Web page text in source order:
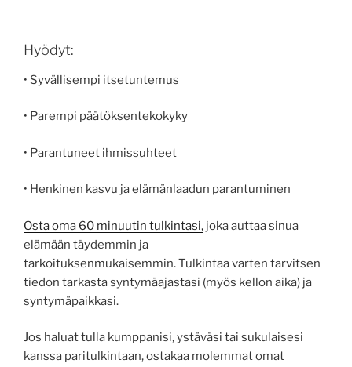
Hyödyt:
• Syvällisempi itsetuntemus
• Parempi päätöksentekokyky
• Parantuneet ihmissuhteet
• Henkinen kasvu ja elämänlaadun parantuminen
Osta oma 60 minuutin tulkintasi, joka auttaa sinua
elämään täydemmin ja
tarkoituksenmukaisemmin. Tulkintaa varten tarvitsen
tiedon tarkasta syntymäajastasi (myös kellon aika) ja
syntymäpaikkasi.
Jos haluat tulla kumppanisi, ystäväsi tai sukulaisesi
kanssa paritulkintaan, ostakaa molemmat omat